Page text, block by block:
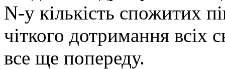
N-у кількість спожитих
чіткого дотримання всіх
все ще попереду.